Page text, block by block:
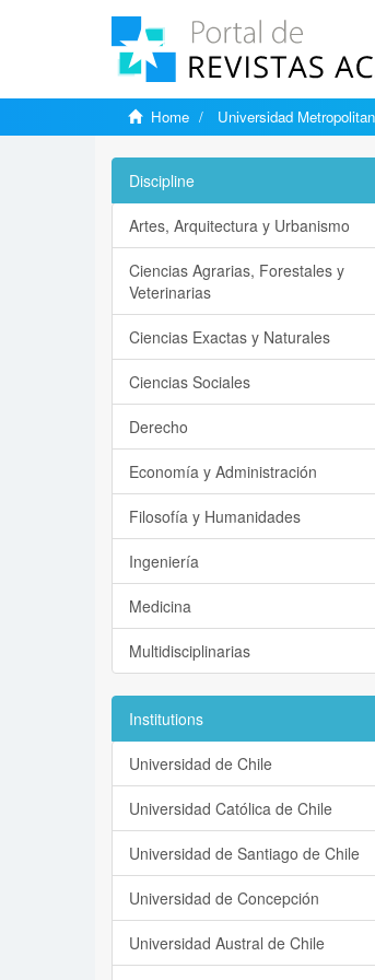
Home Universidad
Discipline
Artes, Arquitectura y Urbanismo
Ciencias Agrarias, Forestales y
Veterinarias
Ciencias Exactas y Naturales
Ciencias Sociales
Derecho
Economía y Administración
Filosofía y Humanidades
Ingeniería
Medicina
Multidisciplinarias
Institutions
Universidad de Chile
Universidad Católica de Chile
Universidad de Santiago de Chile
Universidad de Concepción
Universidad Austral de Chile